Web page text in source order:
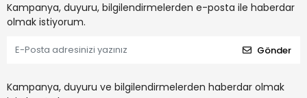
Kampanya, duyuru, bilgilendirmelerden e-posta ile haberdar
olmak istiyorum.
Gönder
Kampanya, duyuru ve bilgilendirmelerden haberdar olmak